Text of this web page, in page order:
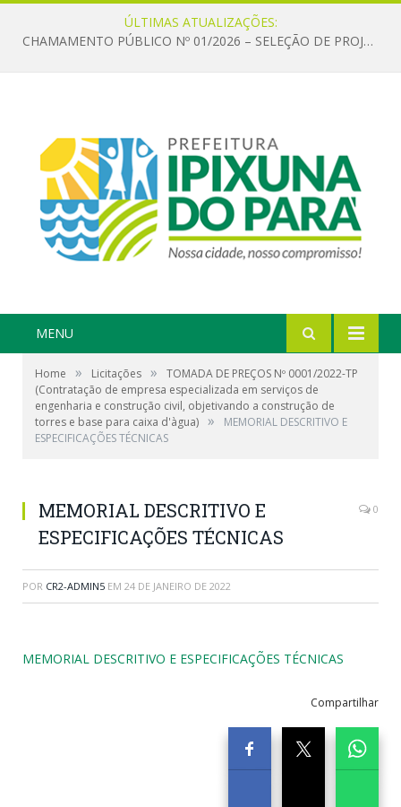
ÚLTIMAS ATUALIZAÇÕES:
CHAMAMENTO PÚBLICO Nº 01/2026 – SELEÇÃO DE PROJETOS PARA FIRMAR TERMO DE EXECUÇÃO CULTURAL COM RECURSOS DA POLÍTICA NACIONAL ALDIR BLANC DE FOMENTO À CULTURA – PNAB (LEI Nº 14.399/2022)
MENU
Home » Licitações »
TOMADA DE PREÇOS Nº 0001/2022-TP
(Contratação de empresa especializada em serviços de
engenharia e construção civil, objetivando a construção de
torres e base para caixa d'àgua) »
MEMORIAL DESCRITIVO E
ESPECIFICAÇÕES TÉCNICAS
MEMORIAL DESCRITIVO E
ESPECIFICAÇÕES TÉCNICAS
0
POR CR2-ADMIN5 EM 24 DE JANEIRO DE 2022
MEMORIAL DESCRITIVO E ESPECIFICAÇÕES TÉCNICAS
Compartilhar